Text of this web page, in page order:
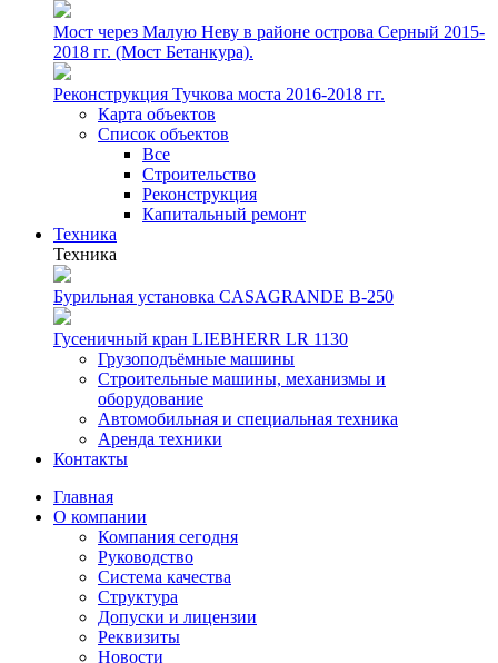
Мост через Малую Неву в районе острова Серный 2015-
2018 гг. (Мост Бетанкура).
Реконструкция Тучкова моста 2016-2018 гг.
Карта объектов
Список объектов
Все
Строительство
Реконструкция
Капитальный ремонт
Техника
Техника
Бурильная установка CASAGRANDE B-250
Гусеничный кран LIEBHERR LR 1130
Грузоподъёмные машины
Строительные машины, механизмы и
оборудование
Автомобильная и специальная техника
Аренда техники
Контакты
Главная
О компании
Компания сегодня
Руководство
Система качества
Структура
Допуски и лицензии
Реквизиты
Новости